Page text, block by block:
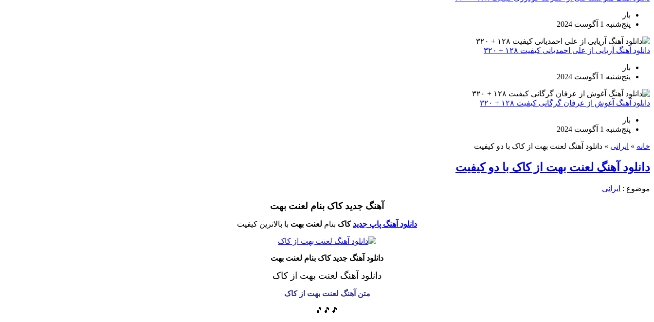
بار
پنج‌شنبه 1 آگوست 2024
دانلود آهنگ آریایی از علی احمدیانی کیفیت ۱۲۸ + ۳۲۰
بار
پنج‌شنبه 1 آگوست 2024
دانلود آهنگ آغوش از عرفان گرگانی کیفیت ۱۲۸ + ۳۲۰
بار
پنج‌شنبه 1 آگوست 2024
خانه » ایرانی » دانلود آهنگ لعنت بهت از کاک با دو کیفیت
دانلود آهنگ لعنت بهت از کاک با دو کیفیت
موضوع : ایرانی
آهنگ جدید کاک بنام لعنت بهت
دانلود آهنگ پاپ جدید کاک بنام لعنت بهت با بالاترین کیفیت
دانلود آهنگ جدید کاک بنام لعنت بهت
دانلود آهنگ لعنت بهت از کاک
متن آهنگ لعنت بهت از کاک
🎵🎵🎵